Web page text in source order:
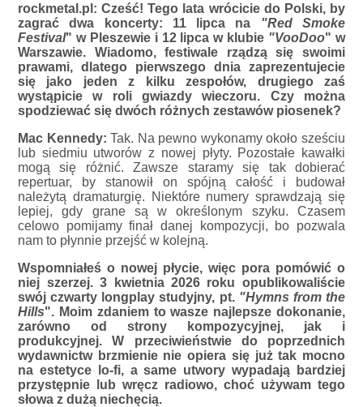
rockmetal.pl: Cześć! Tego lata wrócicie do Polski, by
zagrać dwa koncerty: 11 lipca na "Red Smoke
Festival" w Pleszewie i 12 lipca w klubie "VooDoo" w
Warszawie. Wiadomo, festiwale rządzą się swoimi
prawami, dlatego pierwszego dnia zaprezentujecie
się jako jeden z kilku zespołów, drugiego zaś
wystąpicie w roli gwiazdy wieczoru. Czy można
spodziewać się dwóch różnych zestawów piosenek?
Mac Kennedy: Tak. Na pewno wykonamy około sześciu
lub siedmiu utworów z nowej płyty. Pozostałe kawałki
mogą się różnić. Zawsze staramy się tak dobierać
repertuar, by stanowił on spójną całość i budował
należytą dramaturgię. Niektóre numery sprawdzają się
lepiej, gdy grane są w określonym szyku. Czasem
celowo pomijamy finał danej kompozycji, bo pozwala
nam to płynnie przejść w kolejną.
Wspomniałeś o nowej płycie, więc pora pomówić o
niej szerzej. 3 kwietnia 2026 roku opublikowaliście
swój czwarty longplay studyjny, pt. "Hymns from the
Hills". Moim zdaniem to wasze najlepsze dokonanie,
zarówno od strony kompozycyjnej, jak i
produkcyjnej. W przeciwieństwie do poprzednich
wydawnictw brzmienie nie opiera się już tak mocno
na estetyce lo-fi, a same utwory wypadają bardziej
przystępnie lub wręcz radiowo, choć używam tego
słowa z dużą niechęcią.